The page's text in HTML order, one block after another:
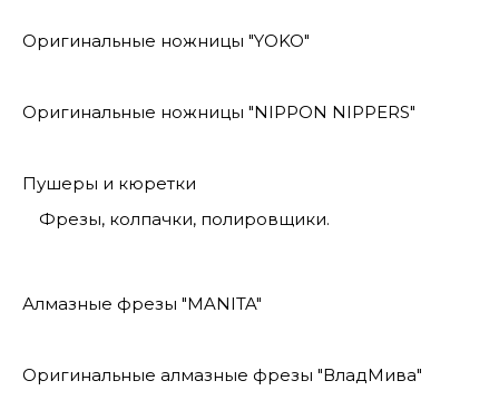
Оригинальные ножницы "YOKO"
Оригинальные ножницы "NIPPON NIPPERS"
Пушеры и кюретки
Фрезы, колпачки, полировщики.
Алмазные фрезы "MANITA"
Оригинальные алмазные фрезы "ВладМива"